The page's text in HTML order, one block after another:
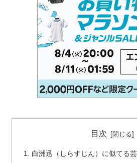
目次
白洲迅（しらすじん）に似てる